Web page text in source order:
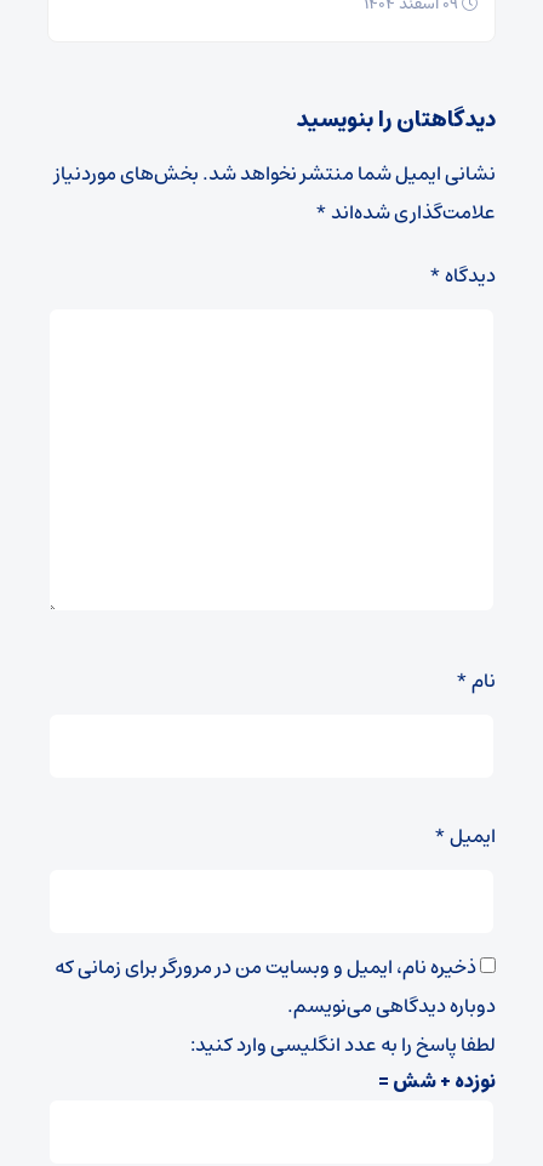
دیدگاهتان را بنویسید
نشانی ایمیل شما منتشر نخواهد شد.بخش‌های موردنیاز
علامت‌گذاری شده‌اند*
دیدگاه*
نام*
ایمیل*
ذخیره نام، ایمیل و وبسایت من در مرورگر برای زمانی که
دوباره دیدگاهی می‌نویسم.
لطفا پاسخ را به عدد انگلیسی وارد کنید:
نوزده + شش =